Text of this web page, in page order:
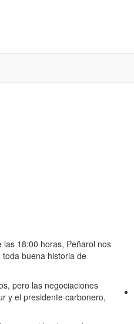
las 18:00 horas, Peñarol nos
buena historia de
pero las negociaciones
y el presidente carbonero,